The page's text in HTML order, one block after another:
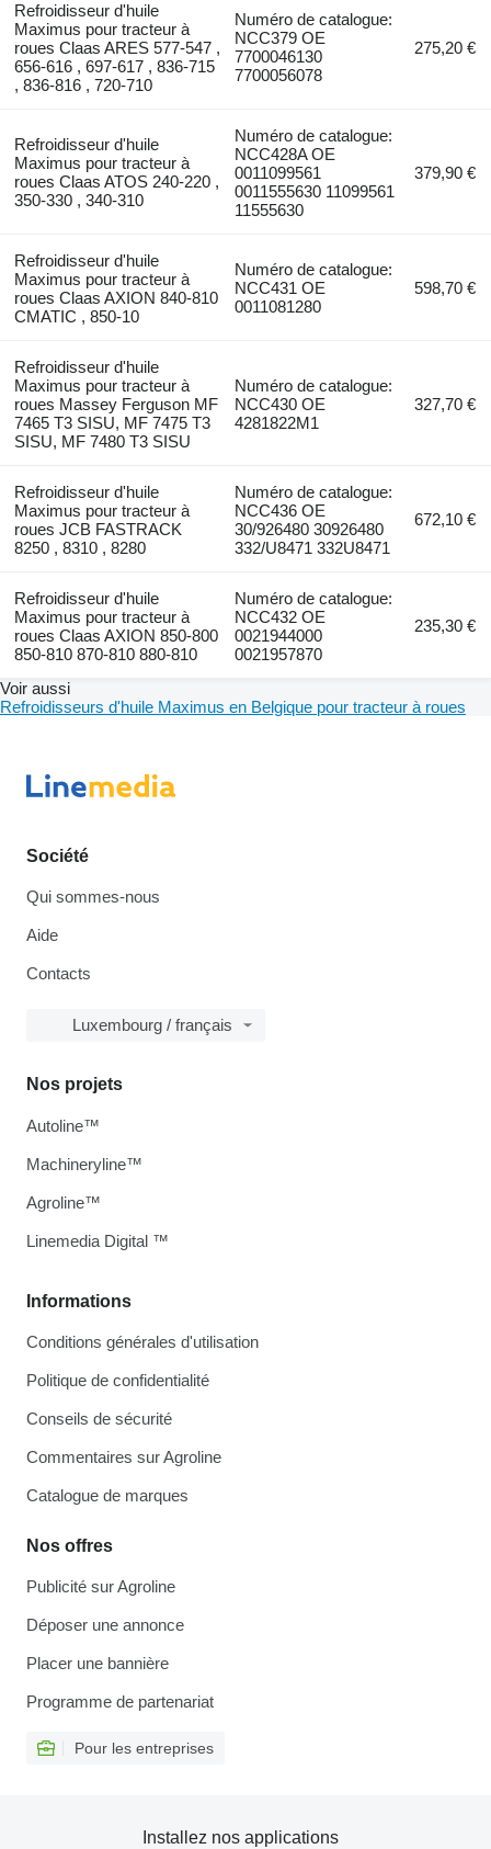
Refroidisseur d'huile
Maximus pour tracteur à
roues Claas ARES 577-547 ,
656-616 , 697-617 , 836-715
, 836-816 , 720-710
Numéro de catalogue:
NCC379 OE
7700046130
7700056078
275,20 €
Refroidisseur d'huile
Maximus pour tracteur à
roues Claas ATOS 240-220 ,
350-330 , 340-310
Numéro de catalogue:
NCC428A OE
0011099561
0011555630 11099561
11555630
379,90 €
Refroidisseur d'huile
Maximus pour tracteur à
roues Claas AXION 840-810
CMATIC , 850-10
Numéro de catalogue:
NCC431 OE
0011081280
598,70 €
Refroidisseur d'huile
Maximus pour tracteur à
roues Massey Ferguson MF
7465 T3 SISU, MF 7475 T3
SISU, MF 7480 T3 SISU
Numéro de catalogue:
NCC430 OE
4281822M1
327,70 €
Refroidisseur d'huile
Maximus pour tracteur à
roues JCB FASTRACK
8250 , 8310 , 8280
Numéro de catalogue:
NCC436 OE
30/926480 30926480
332/U8471 332U8471
672,10 €
Refroidisseur d'huile
Maximus pour tracteur à
roues Claas AXION 850-800
850-810 870-810 880-810
Numéro de catalogue:
NCC432 OE
0021944000
0021957870
235,30 €
Voir aussi
Refroidisseurs d'huile Maximus en Belgique pour tracteur à roues
Société
Qui sommes-nous
Aide
Contacts
Luxembourg / français
Informations
Conditions générales d'utilisation
Politique de confidentialité
Conseils de sécurité
Commentaires sur Agroline
Catalogue de marques
Nos offres
Publicité sur Agroline
Déposer une annonce
Placer une bannière
Programme de partenariat
Pour les entreprises
Nos projets
Autoline™
Machineryline™
Agroline™
Linemedia Digital ™
Installez nos applications